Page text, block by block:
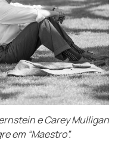
e Carey Mulligan
em “Maestro”.